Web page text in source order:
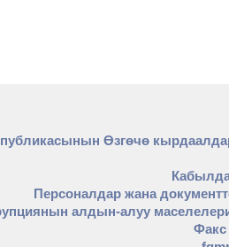
Өзгөчө
Персоналдар жана
алдын-алуу
Факс